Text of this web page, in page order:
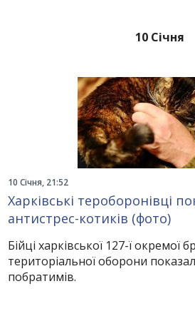
10 Січня
10 Січня, 21:52
Харківські тероборонівці
антистрес-котиків (фото)
Бійці харківської 127-ї окремої
територіальної оборони
побратимів.